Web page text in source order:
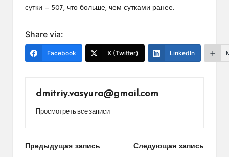
сутки — 507, что больше, чем сутками ранее.
Share via:
Facebook X (Twitter) LinkedIn
dmitriy.vasyura@gmail.com
Просмотреть все записи
Навигация
Предыдущая запись Следующая запись